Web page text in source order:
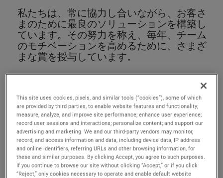
私たちは、常に協力し合いながら、お客さ
まのために最良のソリューションを構築し
ています。その努力を称え、毎年、チーム
のモチベーションを高めるために、さまざ
まな賞を授与しています。
This site uses cookies, pixels, and similar tools (“cookies”), some of which
are provided by third parties, to enable website features and functionality;
measure, analyze, and improve site performance; enhance user experience;
record user sessions and interactions; personalize content; and support our
advertising and marketing. We and our third-party vendors may monitor,
record, and access information and data, including device data, IP address
and online identifiers, referring URLs and other browsing information, for
these and similar purposes. By clicking Accept, you agree to such purposes.
If you continue to browse our site without clicking “Accept,” or if you click
“Reject,” only cookies necessary to operate and enable default website